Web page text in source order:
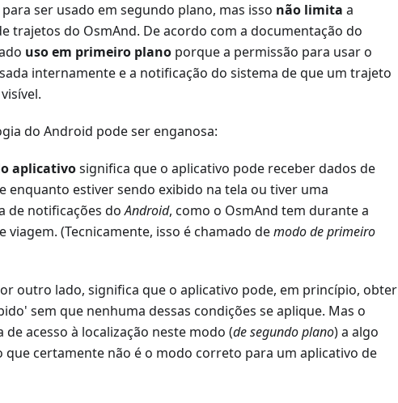
ser usado em segundo plano, mas isso não limita a
trajetos do OsmAnd. De acordo com a documentação do
uso em primeiro plano porque a permissão para usar o
internamente e a notificação do sistema de que um trajeto
do Android pode ser enganosa:
aplicativosignifica que o aplicativo pode receber dados de
enquanto estiver sendo exibido na tela ou tiver uma
de notificações doAndroid, como o OsmAnd tem durante a
viagem. (Tecnicamente, isso é chamado demodo de primeiro
outro lado, significa que o aplicativo pode, em princípio, obter
sem que nenhuma dessas condições se aplique. Mas o
acesso à localização neste modo (de segundo plano) a algo
que certamente não é o modo correto para um aplicativo de